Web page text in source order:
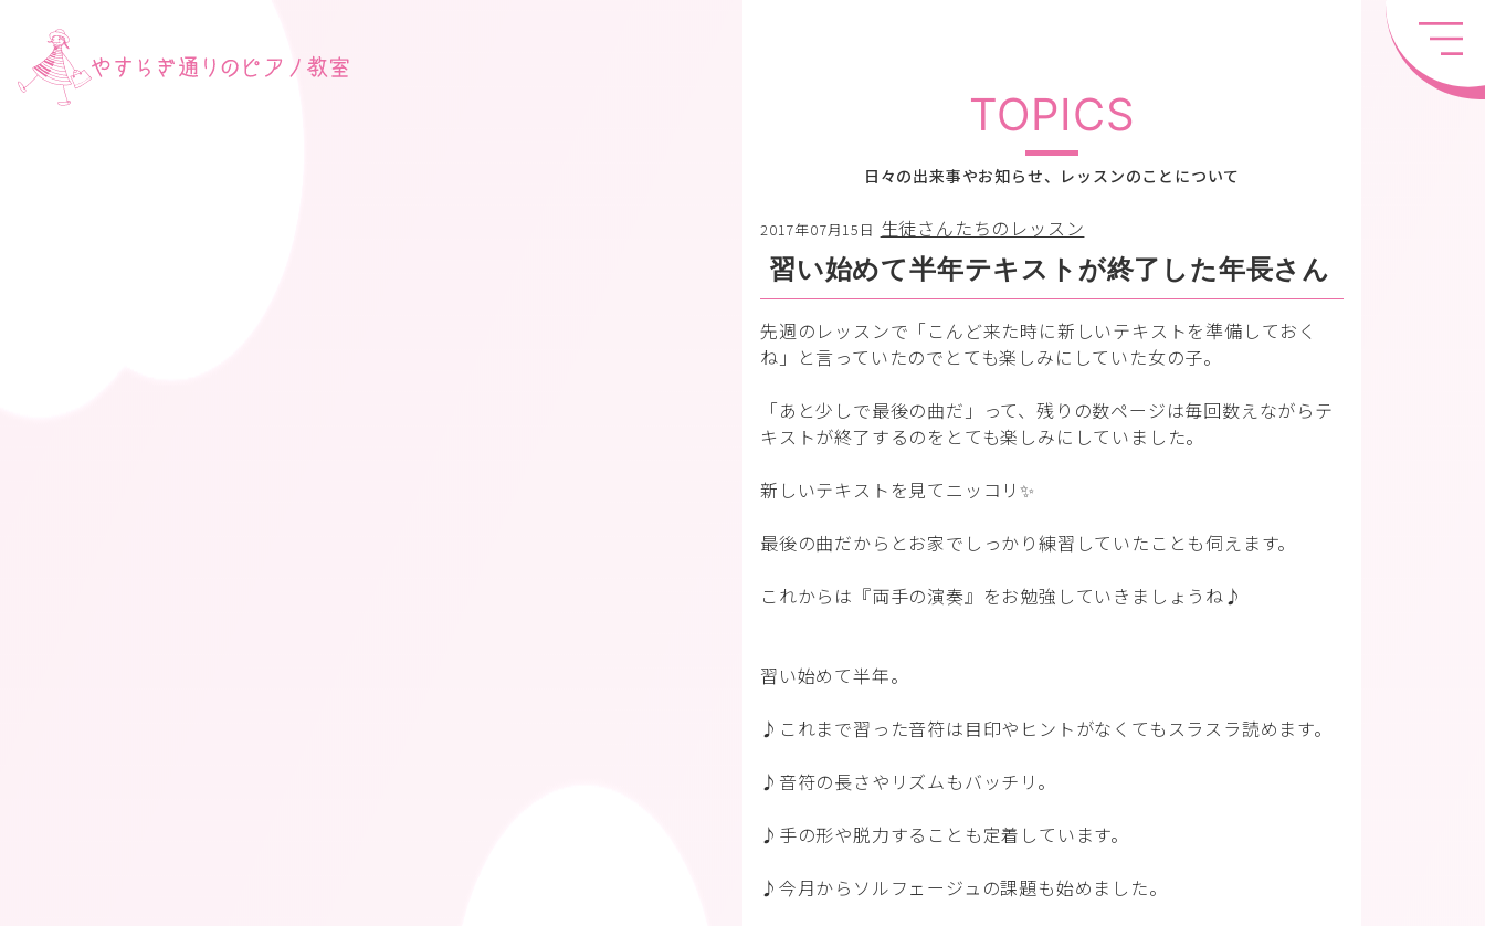
TOPICS
日々の出来事やお知らせ、レッスンのことについて
2017年07月15日 生徒さんたちのレッスン
習い始めて半年テキストが終了した年長さん
先週のレッスンで「こんど来た時に新しいテキストを準備しておく
ね」と言っていたのでとても楽しみにしていた女の子。
「あと少しで最後の曲だ」って、残りの数ページは毎回数えながらテ
キストが終了するのをとても楽しみにしていました。
新しいテキストを見てニッコリ✨
最後の曲だからとお家でしっかり練習していたことも伺えます。
これからは『両手の演奏』をお勉強していきましょうね♪
習い始めて半年。
♪これまで習った音符は目印やヒントがなくてもスラスラ読めます。
♪音符の長さやリズムもバッチリ。
♪手の形や脱力することも定着しています。
♪今月からソルフェージュの課題も始めました。